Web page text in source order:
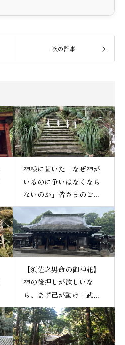
次の記事
神様に聞いた「なぜ神が
いるのに争いはなくなら
ないのか」皆さまのご質
問にお答えいただきまし
【須佐之男命の御神託】
神の後押しが欲しいな
ら、まず己が動け｜武蔵
一宮・氷川神社